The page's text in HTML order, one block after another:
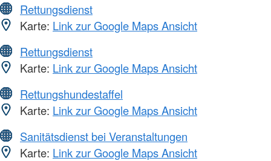
Rettungsdienst
Karte: Link zur Google Maps Ansicht
Rettungsdienst
Karte: Link zur Google Maps Ansicht
Rettungshundestaffel
Karte: Link zur Google Maps Ansicht
Sanitätsdienst bei Veranstaltungen
Karte: Link zur Google Maps Ansicht